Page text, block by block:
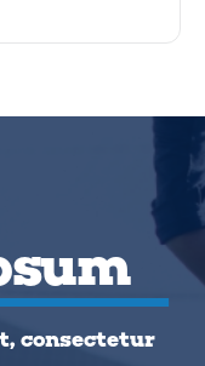
consectetur